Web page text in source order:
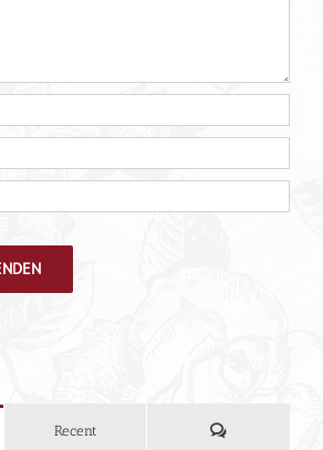
Recent Kommentare